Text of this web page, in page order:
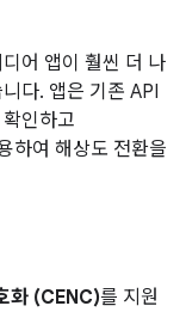
어 앱이 훨씬 더 나
다. 앱은 기존 API
인하고
하여 해상도 전환을
화 (CENC)를 지원